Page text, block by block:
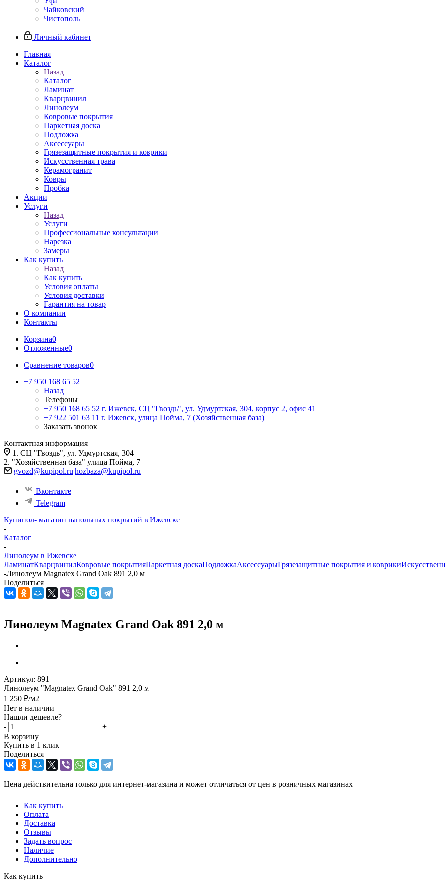
Чайковский
Чистополь
Личный кабинет
Главная
Каталог
Назад
Каталог
Ламинат
Кварцвинил
Линолеум
Ковровые покрытия
Паркетная доска
Подложка
Аксессуары
Грязезащитные покрытия и коврики
Искусственная трава
Керамогранит
Ковры
Пробка
Акции
Услуги
Назад
Услуги
Профессиональные консультации
Нарезка
Замеры
Как купить
Назад
Как купить
Условия оплаты
Условия доставки
Гарантия на товар
О компании
Контакты
Корзина0
Отложенные0
Сравнение товаров0
+7 950 168 65 52
Назад
Телефоны
+7 950 168 65 52 г. Ижевск, СЦ "Гвоздь", ул. Удмуртская, 304, корпус 2, офис 41
+7 922 501 63 11 г. Ижевск, улица Пойма, 7 (Хозяйственная база)
Заказать звонок
Контактная информация
1. СЦ "Гвоздь", ул. Удмуртская, 304
2. "Хозяйственная база" улица Пойма, 7
gvozd@kupipol.ru hozbaza@kupipol.ru
Вконтакте
Telegram
Купипол- магазин напольных покрытий в Ижевске
-
Каталог
-
Линолеум в Ижевске
ЛаминатКварцвинилКовровые покрытияПаркетная доскаПодложкаАксессуарыГрязезащитные покрытия и коврики
-Линолеум Magnatex Grand Oak 891 2,0 м
Поделиться
Линолеум Magnatex Grand Oak 891 2,0 м
Артикул: 891
Линолеум "Magnatex Grand Oak" 891 2,0 м
1 250 ₽/м2
Нет в наличии
Нашли дешевле?
-
+
В корзину
Купить в 1 клик
Поделиться
Цена действительна только для интернет-магазина и может отличаться от цен в розничных магазинах
Как купить
Оплата
Доставка
Отзывы
Задать вопрос
Наличие
Дополнительно
Как купить